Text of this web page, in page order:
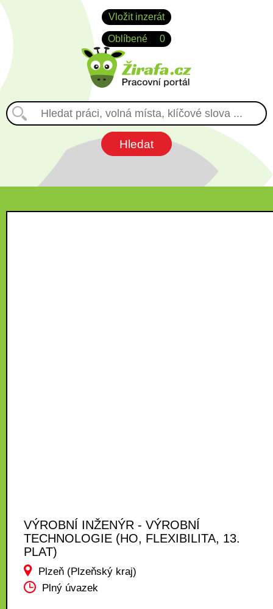
Vložit inzerát
Oblíbené 0
VÝROBNÍ INŽENÝR - VÝROBNÍ
TECHNOLOGIE (HO, FLEXIBILITA, 13.
PLAT)
Plzeň (Plzeňský kraj)
Plný úvazek